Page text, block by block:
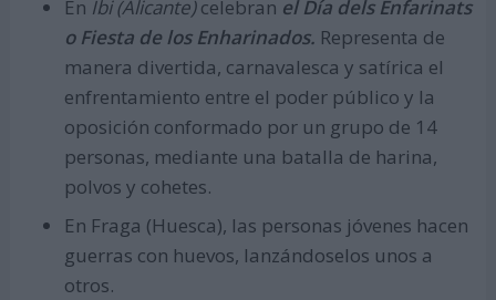
En Ibi (Alicante)celebran el Día dels Enfarinats
o Fiesta de los Enharinados. Representa de
manera divertida, carnavalesca y satírica el
enfrentamiento entre el poder público y la
oposición conformado por un grupo de 14
personas, mediante una batalla de harina,
polvos y cohetes.
En Fraga (Huesca), las personas jóvenes hacen
guerras con huevos, lanzándoselos unos a
otros.